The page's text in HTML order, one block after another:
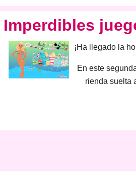
Imperdibles
¡Ha llegado la
En este
rienda suelta